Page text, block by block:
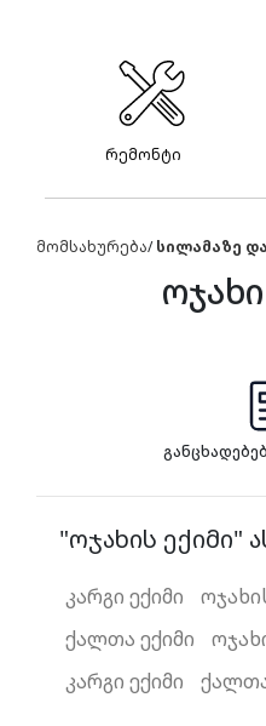
რემონტი
მომსახურება/სილამაზე
"ოჯახის ექიმი"
კარგი ექიმი
ქალთა ექიმი
კარგი ექიმი